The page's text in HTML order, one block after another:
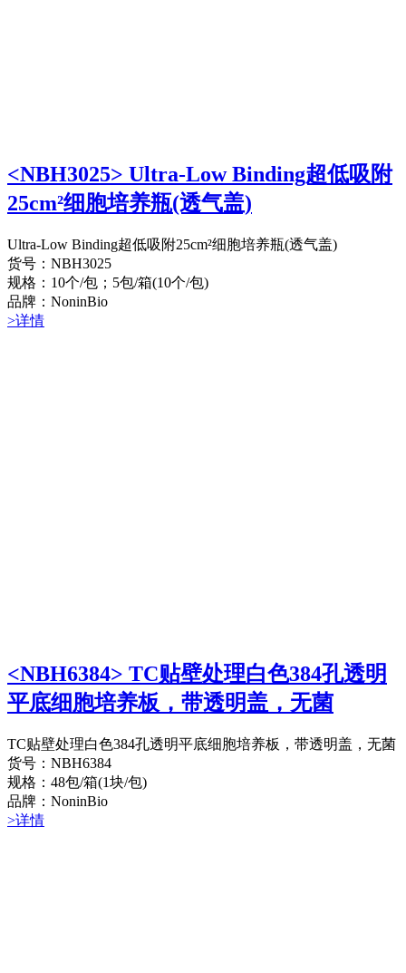
<NBH3025> Ultra-Low Binding超低吸附
25cm²细胞培养瓶(透气盖)
Ultra-Low Binding超低吸附25cm²细胞培养瓶(透气盖)
货号：NBH3025
规格：10个/包；5包/箱(10个/包)
品牌：NoninBio
>详情
<NBH6384> TC贴壁处理白色384孔透明
平底细胞培养板，带透明盖，无菌
TC贴壁处理白色384孔透明平底细胞培养板，带透明盖，无菌
货号：NBH6384
规格：48包/箱(1块/包)
品牌：NoninBio
>详情